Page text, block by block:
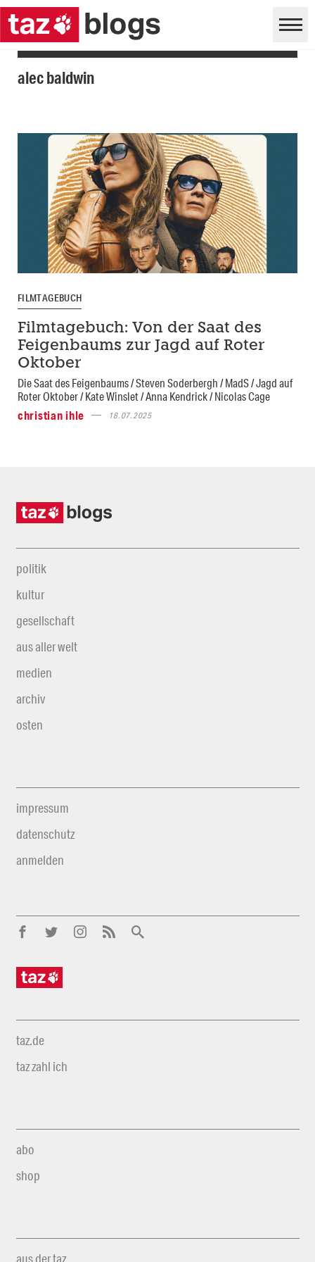
alec baldwin
FILMTAGEBUCH
Filmtagebuch: Von der Saat des
Feigenbaums zur Jagd auf Roter
Oktober
Die Saat des Feigenbaums / Steven Soderbergh / MadS / Jagd auf
Roter Oktober / Kate Winslet / Anna Kendrick / Nicolas Cage
christian ihle
18.07.2025
politik
kultur
gesellschaft
aus aller welt
medien
archiv
osten
impressum
datenschutz
anmelden
taz.de
taz zahl ich
abo
shop
aus der taz